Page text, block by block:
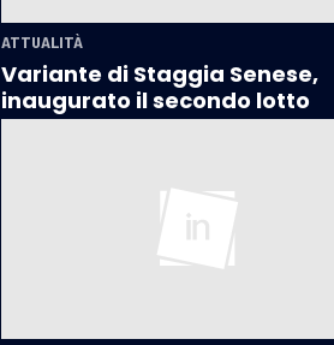
ATTUALITÀ
Variante di Staggia Senese,
inaugurato il secondo lotto